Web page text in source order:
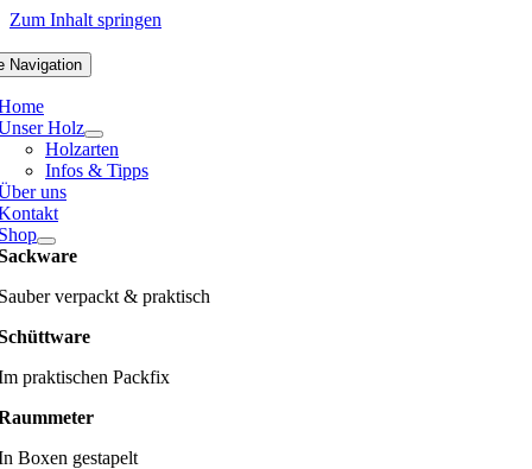
Zum Inhalt springen
Navigation
Holz
Holzarten
Infos & Tipps
uns
verpackt & praktisch
praktischen Packfix
Boxen gestapelt